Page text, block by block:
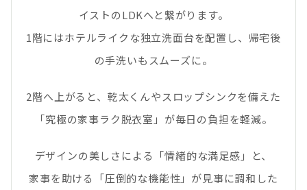
イストのLDKへと繋がります。
1階にはホテルライクな独立洗面台を配置し、帰宅後
の手洗いもスムーズに。
2階へ上がると、乾太くんやスロップシンクを備えた
「究極の家事ラク脱衣室」が毎日の負担を軽減。
デザインの美しさによる「情緒的な満足感」と、
家事を助ける「圧倒的な機能性」が見事に調和した